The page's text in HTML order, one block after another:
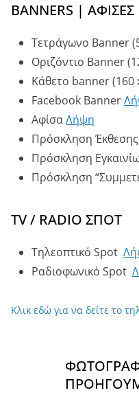
BANNERS |
Τετράγωνο Banner
Οριζόντιο Banner
Κάθετο banner (160
Facebook Banner
ΑφίσαΛήψη
Πρόσκληση Έκθεσης
Πρόσκληση
Πρόσκληση
TV / RADIO ΣΠΟΤ
Τηλεοπτικό Spot
Ραδιοφωνικό Spot
Κλικ εδώ για να δείτε το